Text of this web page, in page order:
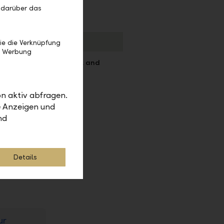
services
Personal contact digital and
das
die Verknüpfung
aktiv abfragen.
und
Details